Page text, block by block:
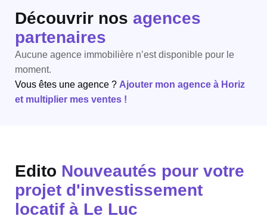
Découvrir nos agences
partenaires
Aucune agence immobilière n’est disponible pour le
moment.
Vous êtes une agence ? Ajouter mon agence à Horiz
et multiplier mes ventes !
Edito Nouveautés pour votre
projet d'investissement
locatif à Le Luc